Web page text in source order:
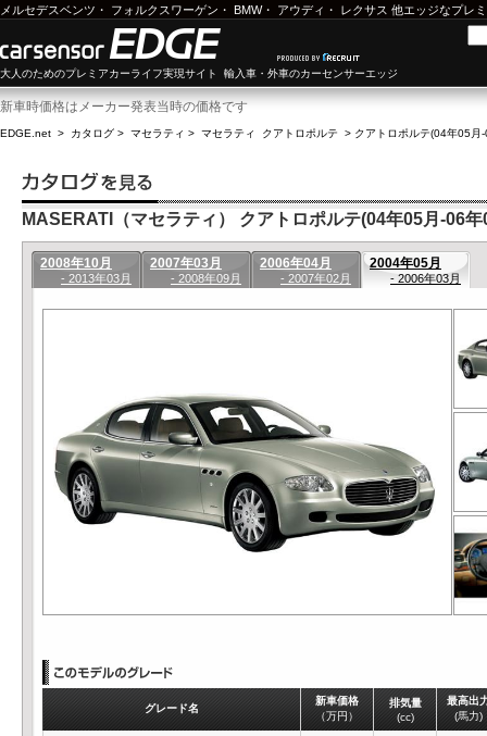
メルセデスベンツ ・ フォルクスワーゲン ・ BMW・ アウディ ・ レクサス 他エッジなプレ
大人のためのプレミアカーライフ実現サイト 輸入車・外車のカーセンサーエッジ
新車時価格はメーカー発表当時の価格です
EDGE.net > カタログ > マセラティ > マセラティ クアトロポルテ > クアトロポルテ(04年05月
MASERATI（マセラティ） クアトロポルテ(04年05月-06年
2008年10月
- 2013年03月
2007年03月
- 2008年09月
2006年04月
- 2007年02月
2004年05月
- 2006年03月
グレード名
新車価格
（万円）
排気量
(cc)
最高出
(馬力)